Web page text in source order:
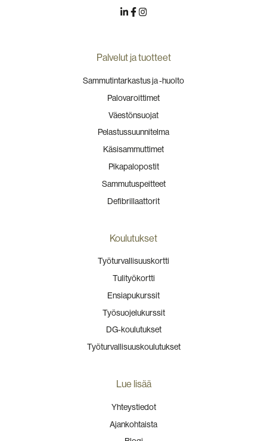
Palvelut ja tuotteet
Sammutintarkastus ja -huolto
Palovaroittimet
Väestönsuojat
Pelastussuunnitelma
Käsisammuttimet
Pikapalopostit
Sammutuspeitteet
Defibrillaattorit
Koulutukset
Työturvallisuuskortti
Tulityökortti
Ensiapukurssit
Työsuojelukurssit
DG-koulutukset
Työturvallisuuskoulutukset
Lue lisää
Yhteystiedot
Ajankohtaista